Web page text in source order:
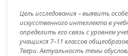
Цель исследования – выявить
искусственного интеллекта в
определить его связь с уровнем
учащихся 7–11 классов
Твери. Актуальность темы